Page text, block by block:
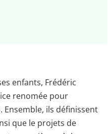
enfants, Frédéric
renomée pour
ils définissent
que le projets de